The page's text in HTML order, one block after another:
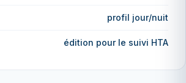
profil jour/nuit
édition pour le suivi HTA